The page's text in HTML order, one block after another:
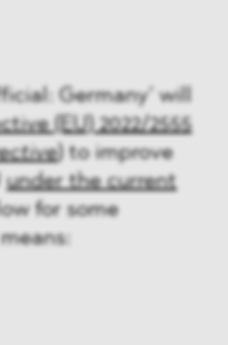
Germany’ will
(EU) 2022/2555
) to improve
under the current
for some